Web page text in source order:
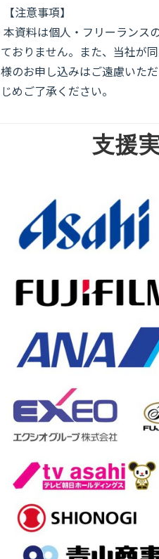
【注意事項】
本資料は個人・フリーランス
ておりません。また、当社が
様のお申し込みはご遠慮いた
じめご了承ください。
支援